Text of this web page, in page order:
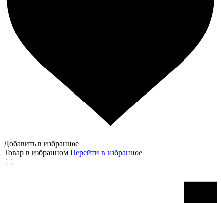
Добавить в избранное
Товар в избранном Перейти в избранное